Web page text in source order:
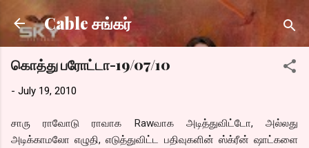
Skip to main content
Cable சங்கர்
கொத்து பரோட்டா-19/07/10
- July 19, 2010
சாரு ராவோடு ராவாக Rawவாக அடித்துவிட்டோ, அல்லது
அடிக்காமலோ எழுதி, எடுத்துவிட்ட பதிவுகளின் ஸ்க்ரீன் ஷாட்களை